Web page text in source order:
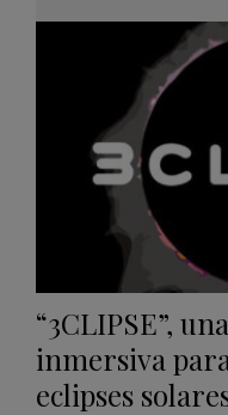
“3CLIPSE”,
inmersiva
eclipses